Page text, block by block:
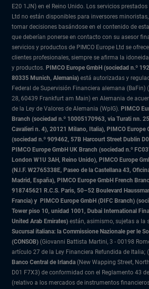
E20 1JN) en el Reino Unido. Los servicios prestados
Ltd no están disponibles para inversores
tomar decisiones basándose en el contenido de
que deberían ponerse en contacto con su asesor
servicios y productos de PIMCO Europe Ltd se
clientes profesionales, siempre se afirma la
y productos. PIMCO Europe GmbH (sociedad n.º
80335 Munich, Alemania) está autorizadas y
Federal de Supervisión Financiera alemana (BaFin)
28, 60439 Frankfurt am Main) en Alemania de
de la Ley de Valores de Alemania (WpIG). PIMCO
Branch (sociedad n.º 10005170963, via Turati nn.
Cavalieri n. 4), 20121 Milano, Italia), PIMCO Europe
(sociedad n.º 909462, 57B Harcourt Street Dublin
PIMCO Europe GmbH UK Branch (sociedad n.º
London W1U 3AH, Reino Unido), PIMCO Europe
(N.I.F. W2765338E, Paseo de la Castellana 43,
Madrid, España), PIMCO Europe GmbH French
918745621 R.C.S. Paris, 50–52 Boulevard
Francia) y PIMCO Europe GmbH (DIFC Branch)
Tower piso 10, unidad 1001, Dubai International
United Arab Emirates) están, asimismo, sujetas a la
Sucursal italiana: la Commissione Nazionale per le
(CONSOB) (Giovanni Battista Martini, 3 - 00198
artículo 27 de la Ley Financiera Refundida de Italia;
Banco Central de Irlanda (New Wapping Street,
D01 F7X3) de conformidad con el Reglamento 43
(relativo a los mercados de instrumentos